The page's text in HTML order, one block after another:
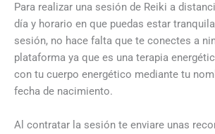
Para realizar una sesión de Reiki a
día y horario en que puedas estar
sesión, no hace falta que te conectes a
plataforma ya que es una terapia
con tu cuerpo energético mediante tu
fecha de nacimiento.
Al contratar la sesión te enviare unas